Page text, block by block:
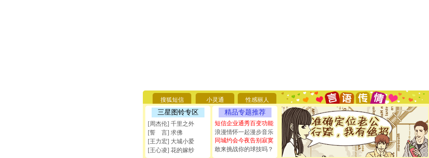
搜狐短信 小灵通 性感丽人
三星图铃专区
[周杰伦] 千里之外
[誓 言] 求佛
[王力宏] 大城小爱
[王心凌] 花的嫁纱
精品专题推荐
短信企业通秀百变功能
浪漫情怀一起漫步音乐
同城约会今夜告别寂寞
敢来挑战你的球技吗？
[圣诞节] 不只这样的日子才会想起你,而是这样的日子才
能正大光明地骚扰你,告诉你,圣诞要快乐!新年要快乐!天
天都要快乐噢!
[圣诞节]奉上一颗祝福的心,在这个特别的日子里,愿幸福,
如意,快乐,鲜花,一切美好的祝愿与你同在.圣诞快乐!
[元旦]看到你我会触电；看不到你我要充电；没有你我会
断电。爱你是我职业，想你是我事业，抱你是我特长，吻
你是我专业！水晶之恋祝你新年快乐